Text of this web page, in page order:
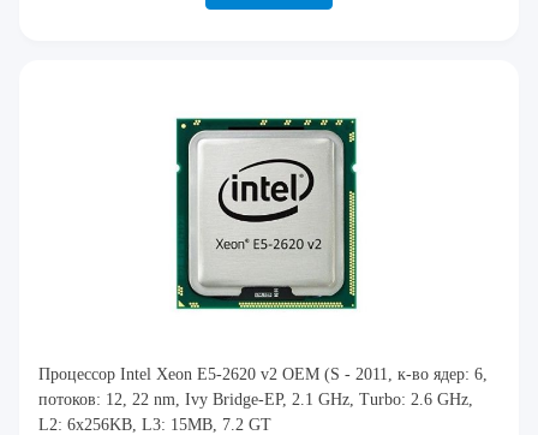
Процессор Intel Xeon E5-2620 v2 OEM (S - 2011, к-во ядер: 6,
потоков: 12, 22 nm, Ivy Bridge-EP, 2.1 GHz, Turbo: 2.6 GHz,
L2: 6x256KB, L3: 15MB, 7.2 GT